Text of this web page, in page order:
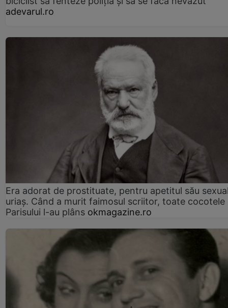
adevarul.ro
Era adorat de prostituate, pentru apetitul său
uriaș. Când a murit faimosul scriitor, toate cocotele
Parisului l-au plâns okmagazine.ro